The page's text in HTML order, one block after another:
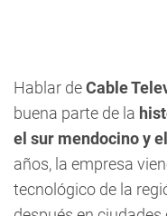
Hablar deCable
buena parte de la
el sur mendocino y
años, la empresa
tecnológico de la